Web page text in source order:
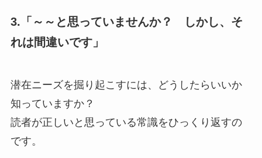
3.「～～と思っていませんか？ しかし、そ
れは間違いです」
潜在ニーズを掘り起こすには、どうしたらいいか
知っていますか？
読者が正しいと思っている常識をひっくり返すの
です。